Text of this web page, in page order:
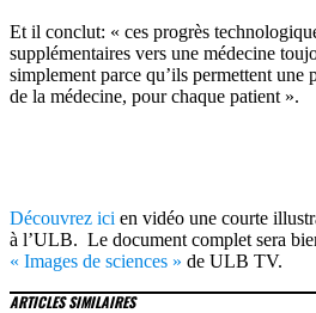
Et il conclut: « ces progrès
supplémentaires vers une médecine
simplement parce qu’ils permettent une
de la médecine, pour chaque patient ».
Découvrez ici en vidéo une courte
à l’ULB. Le document complet sera
« Images de sciences » de ULB TV.
ARTICLES SIMILAIRES